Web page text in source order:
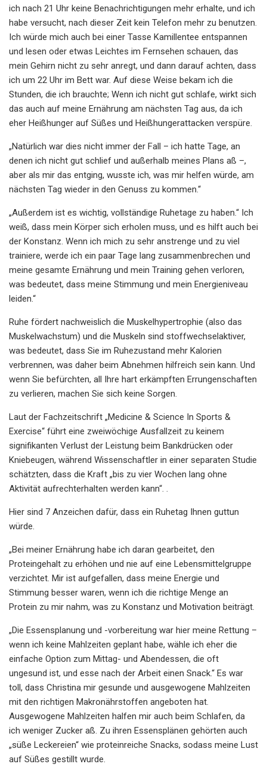
ich nach 21 Uhr keine Benachrichtigungen mehr erhalte, und ich
habe versucht, nach dieser Zeit kein Telefon mehr zu benutzen.
Ich würde mich auch bei einer Tasse Kamillentee entspannen
und lesen oder etwas Leichtes im Fernsehen schauen, das
mein Gehirn nicht zu sehr anregt, und dann darauf achten, dass
ich um 22 Uhr im Bett war. Auf diese Weise bekam ich die
Stunden, die ich brauchte; Wenn ich nicht gut schlafe, wirkt sich
das auch auf meine Ernährung am nächsten Tag aus, da ich
eher Heißhunger auf Süßes und Heißhungerattacken verspüre.
„Natürlich war dies nicht immer der Fall – ich hatte Tage, an
denen ich nicht gut schlief und außerhalb meines Plans aß –,
aber als mir das entging, wusste ich, was mir helfen würde, am
nächsten Tag wieder in den Genuss zu kommen.“
„Außerdem ist es wichtig, vollständige Ruhetage zu haben.“ Ich
weiß, dass mein Körper sich erholen muss, und es hilft auch bei
der Konstanz. Wenn ich mich zu sehr anstrenge und zu viel
trainiere, werde ich ein paar Tage lang zusammenbrechen und
meine gesamte Ernährung und mein Training gehen verloren,
was bedeutet, dass meine Stimmung und mein Energieniveau
leiden.“
Ruhe fördert nachweislich die Muskelhypertrophie (also das
Muskelwachstum) und die Muskeln sind stoffwechselaktiver,
was bedeutet, dass Sie im Ruhezustand mehr Kalorien
verbrennen, was daher beim Abnehmen hilfreich sein kann. Und
wenn Sie befürchten, all Ihre hart erkämpften Errungenschaften
zu verlieren, machen Sie sich keine Sorgen.
Laut der Fachzeitschrift „Medicine & Science In Sports &
Exercise“ führt eine zweiwöchige Ausfallzeit zu keinem
signifikanten Verlust der Leistung beim Bankdrücken oder
Kniebeugen, während Wissenschaftler in einer separaten Studie
schätzten, dass die Kraft „bis zu vier Wochen lang ohne
Aktivität aufrechterhalten werden kann“. .
Hier sind 7 Anzeichen dafür, dass ein Ruhetag Ihnen guttun
würde.
„Bei meiner Ernährung habe ich daran gearbeitet, den
Proteingehalt zu erhöhen und nie auf eine Lebensmittelgruppe
verzichtet. Mir ist aufgefallen, dass meine Energie und
Stimmung besser waren, wenn ich die richtige Menge an
Protein zu mir nahm, was zu Konstanz und Motivation beiträgt.
„Die Essensplanung und -vorbereitung war hier meine Rettung –
wenn ich keine Mahlzeiten geplant habe, wähle ich eher die
einfache Option zum Mittag- und Abendessen, die oft
ungesund ist, und esse nach der Arbeit einen Snack.“ Es war
toll, dass Christina mir gesunde und ausgewogene Mahlzeiten
mit den richtigen Makronährstoffen angeboten hat.
Ausgewogene Mahlzeiten halfen mir auch beim Schlafen, da
ich weniger Zucker aß. Zu ihren Essensplänen gehörten auch
„süße Leckereien“ wie proteinreiche Snacks, sodass meine Lust
auf Süßes gestillt wurde.